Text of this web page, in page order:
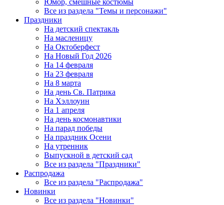
Юмор, смешные костюмы
Все из раздела "Темы и персонажи"
Праздники
На детский спектакль
На масленицу
На Октоберфест
На Новый Год 2026
На 14 февраля
На 23 февраля
На 8 марта
На день Св. Патрика
На Хэллоуин
На 1 апреля
На день космонавтики
На парад победы
На праздник Осени
На утренник
Выпускной в детский сад
Все из раздела "Праздники"
Распродажа
Все из раздела "Распродажа"
Новинки
Все из раздела "Новинки"